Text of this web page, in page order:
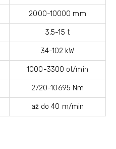
2000-10000 mm
3,5-15 t
34-102 kW
1000-3300 ot/min
2720-10695 Nm
až do 40 m/min